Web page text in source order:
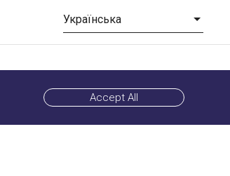
Українська
Accept All